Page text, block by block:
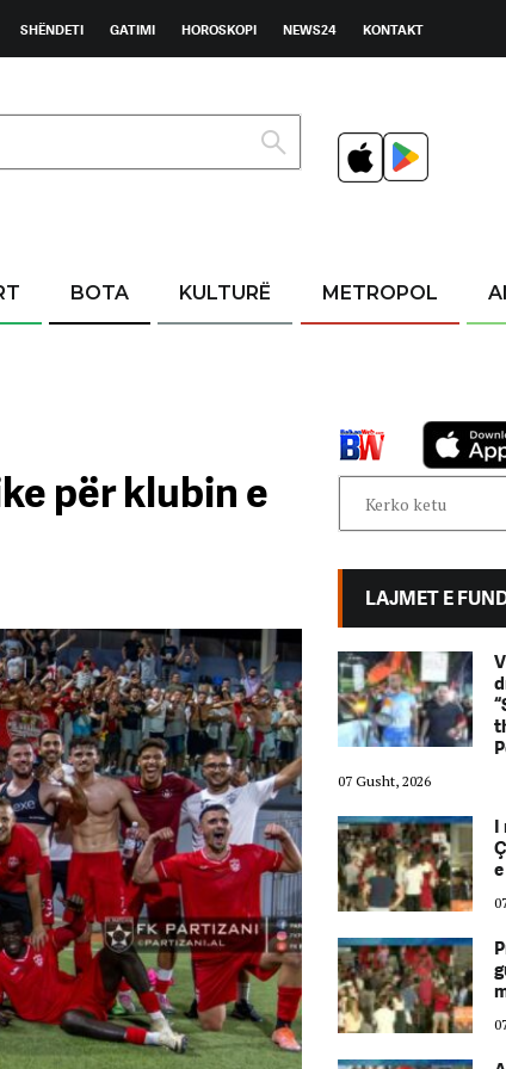
SHËNDETI GATIMI HOROSKOPI NEWS24 KONTAKT
BOTA KULTURË METROPOL
për klubin e
LAJMET E
VIDEO/ Protestuesit marshojnë
drejt Rrugës së Elbasanit!
“Shqipëria meriton revolucion”,
thirrjet që shoqërojnë tubimin:
Poshtë patronazhistët!
I riu nga protesta pyet Ramën:
Çfarë i ke ofruar rinisë? Shqipëria
e shqiptarëve, jo e pushtetarëve
07 Gusht, 2026
Protestuesja kujton eksodin e 7
gushtit me anijen Vlora: Nuk duam
më të ikim, Shqipëria është e jona!
07 Gusht, 2026
07 Gusht, 2026
I